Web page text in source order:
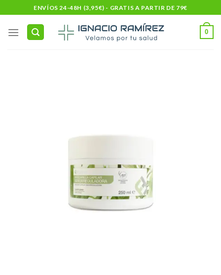
to
content
ENVÍOS 24-48H (3,95€) - GRATIS A PARTIR DE 79€
0